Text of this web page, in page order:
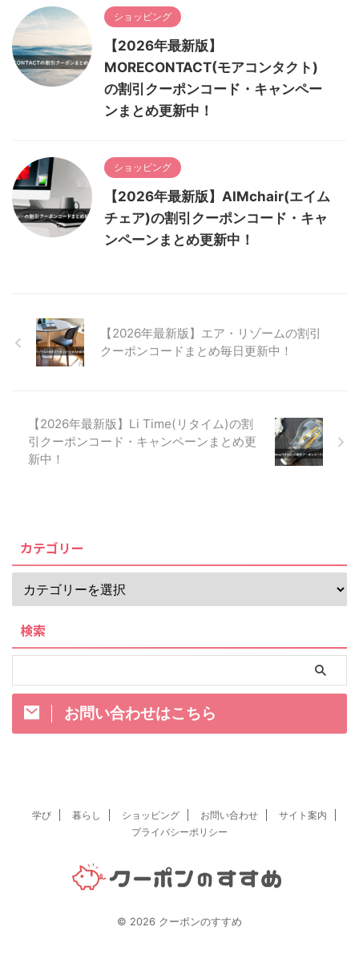
ショッピング
【2026年最新版】
MORECONTACT(モアコンタクト)
の割引クーポンコード・キャンペー
ンまとめ更新中！
ショッピング
【2026年最新版】AIMchair(エイム
チェア)の割引クーポンコード・キャ
ンペーンまとめ更新中！
【2026年最新版】エア・リゾームの割引
クーポンコードまとめ毎日更新中！
【2026年最新版】Li Time(リタイム)の割
引クーポンコード・キャンペーンまとめ更
新中！
カテゴリー
検索
お問い合わせはこちら
学び 暮らし ショッピング お問い合わせ
サイト案内
プライバシーポリシー
© 2026 クーポンのすすめ